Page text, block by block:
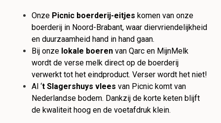
Onze Picnic boerderij-eitjes komen van onze
boerderij in Noord-Brabant, waar diervriendelijkheid
en duurzaamheid hand in hand gaan.
Bij onze lokale boeren van Qarc en MijnMelk
wordt de verse melk direct op de boerderij
verwerkt tot het eindproduct. Verser wordt het niet!
Al ‘t Slagershuys vlees van Picnic komt van
Nederlandse bodem. Dankzij de korte keten blijft
de kwaliteit hoog en de voetafdruk klein.